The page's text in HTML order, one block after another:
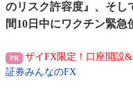
のリスク許容度』、そし
間10日中にワクチン緊急
ザイFX限定！口座開設&
証券みんなのFX